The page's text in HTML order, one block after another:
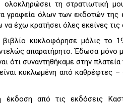
ολοκληρώσει τη στρατιωτική
γραφεία όλων των εκδοτών της
έχω κρατήσει όλες εκείνες τις
βιβλίο κυκλοφόρησε μόλις το
απαρατήρητο. Έδωσα μόνο
ότι συναντηθήκαμε στην
κυκλωμένη από καθρέφτες –
έκδοση από τις εκδόσεις